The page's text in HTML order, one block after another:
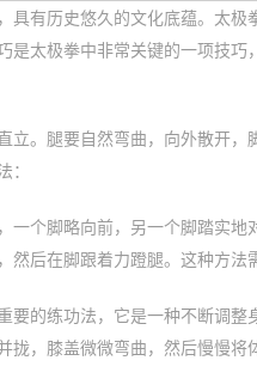
具有历史悠久的文化底蕴。太极
是太极拳中非常关键的一项技
立。腿要自然弯曲，向外散开
：
一个脚略向前，另一个脚踏实
后在脚跟着力蹬腿。这种方法
要的练功法，它是一种不断调
拢，膝盖微微弯曲，然后慢慢